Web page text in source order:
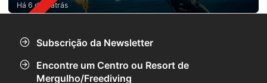
Há 6 dias atrás
Subscrição da Newsletter
Encontre um Centro ou Resort de
Mergulho/Freediving